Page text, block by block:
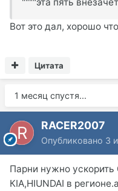
Вот это дал, хорошо
Цитата
1 месяц спустя...
RACER2007
Опубликовано 3
Парни нужно ускорить
КIА,HIUNDAI в